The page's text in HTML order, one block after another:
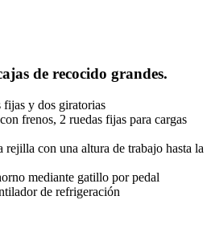
de recocido grandes.
y dos giratorias
frenos, 2 ruedas fijas para cargas
rejilla con una altura de trabajo hasta la
mediante gatillo por pedal
de refrigeración